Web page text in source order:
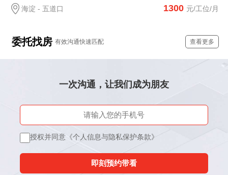
海淀 - 五道口 1300 元/工位/月
委托找房 有效沟通快速匹配 查看更多
一次沟通，让我们成为朋友
授权并同意《个人信息与隐私保护条款》
即刻预约带看